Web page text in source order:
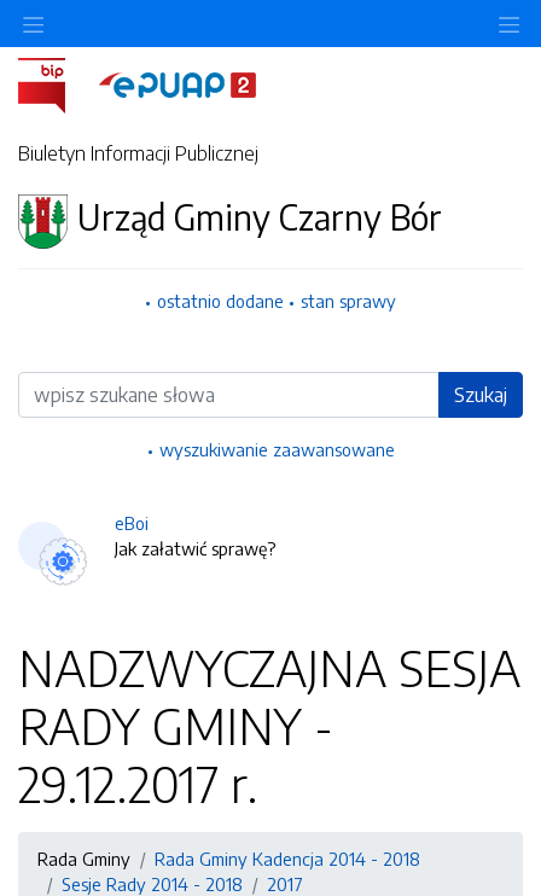
Biuletyn Informacji Publicznej
Urząd Gminy Czarny Bór
ostatnio dodane stan sprawy
Wyszukiwarka Szukaj
wyszukiwanie zaawansowane
eBoi
Jak załatwić sprawę?
NADZWYCZAJNA SESJA
RADY GMINY -
29.12.2017 r.
Rada Gminy
Rada Gminy Kadencja 2014 - 2018
Sesje Rady 2014 - 2018
2017